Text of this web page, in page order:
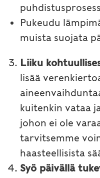
Pukeudu
muista suojata
Liiku
lisää
kuitenkin vataa
johon ei ole
tarvitsemme
haasteellisista
Syö päivällä